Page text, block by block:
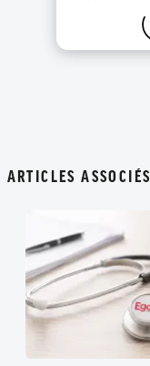
ARTICLES ASSOCIÉS